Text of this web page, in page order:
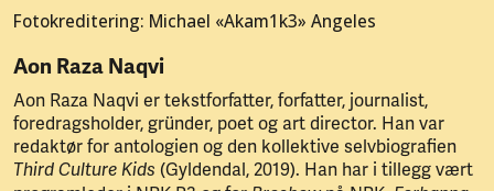
Fotokreditering: Michael «Akam1k3» Angeles
Aon Raza Naqvi
Aon Raza Naqvi er tekstforfatter, forfatter, journalist,
foredragsholder, gründer, poet og art director. Han var
redaktør for antologien og den kollektive selvbiografien
Third Culture Kids (Gyldendal, 2019). Han har i tillegg vært